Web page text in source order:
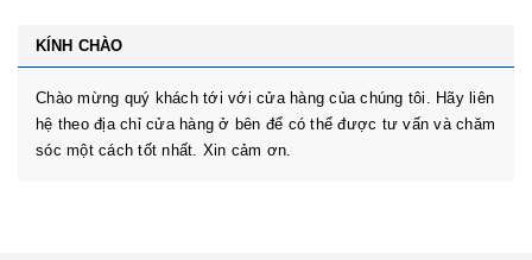
KÍNH CHÀO
Chào mừng quý khách tới với cửa hàng của chúng tôi. Hãy liên
hệ theo địa chỉ cửa hàng ở bên để có thể được tư vấn và chăm
sóc một cách tốt nhất. Xin cảm ơn.